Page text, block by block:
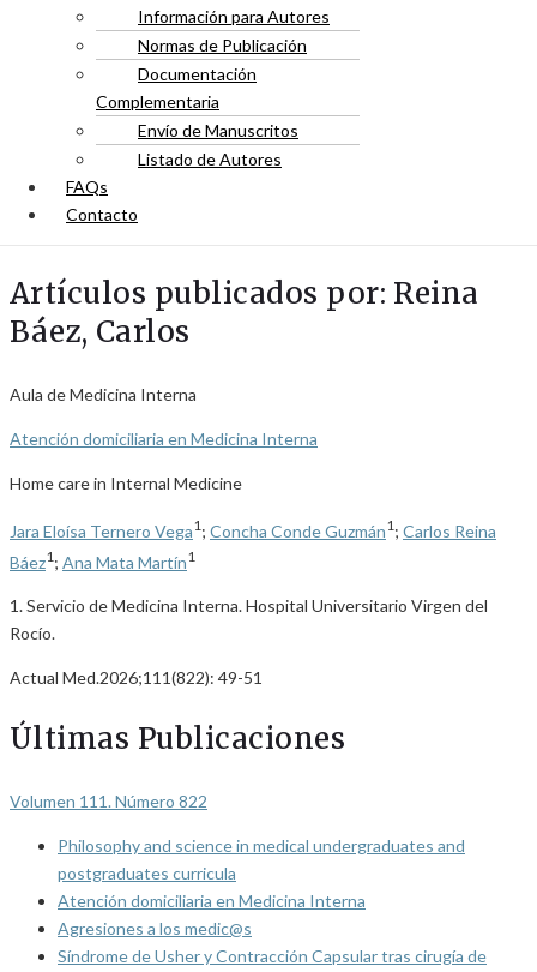
Información para Autores
Normas de Publicación
Documentación
Complementaria
Envío de Manuscritos
Listado de Autores
FAQs
Contacto
Artículos publicados por: Reina
Báez, Carlos
Aula de Medicina Interna
Atención domiciliaria en Medicina Interna
Home care in Internal Medicine
Jara Eloísa Ternero Vega1 ; Concha Conde Guzmán1 ; Carlos Reina
Báez1 ; Ana Mata Martín1
1. Servicio de Medicina Interna. Hospital Universitario Virgen del
Rocío.
Actual Med.2026;111(822): 49-51
Últimas Publicaciones
Volumen 111. Número 822
Philosophy and science in medical undergraduates and
postgraduates curricula
Atención domiciliaria en Medicina Interna
Agresiones a los medic@s
Síndrome de Usher y Contracción Capsular tras cirugía de